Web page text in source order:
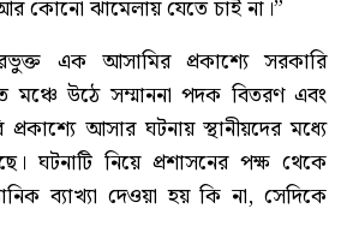
কোনো ঝামেলায় যেতে চাই না।”
এক আসামির প্রকাশ্যে সরকারি
মঞ্চে উঠে সম্মাননা পদক বিতরণ এবং
আসার ঘটনায় স্থানীয়দের মধ্যে
ঘটনাটি নিয়ে প্রশাসনের পক্ষ থেকে
ব্যাখ্যা দেওয়া হয় কি না, সেদিকে